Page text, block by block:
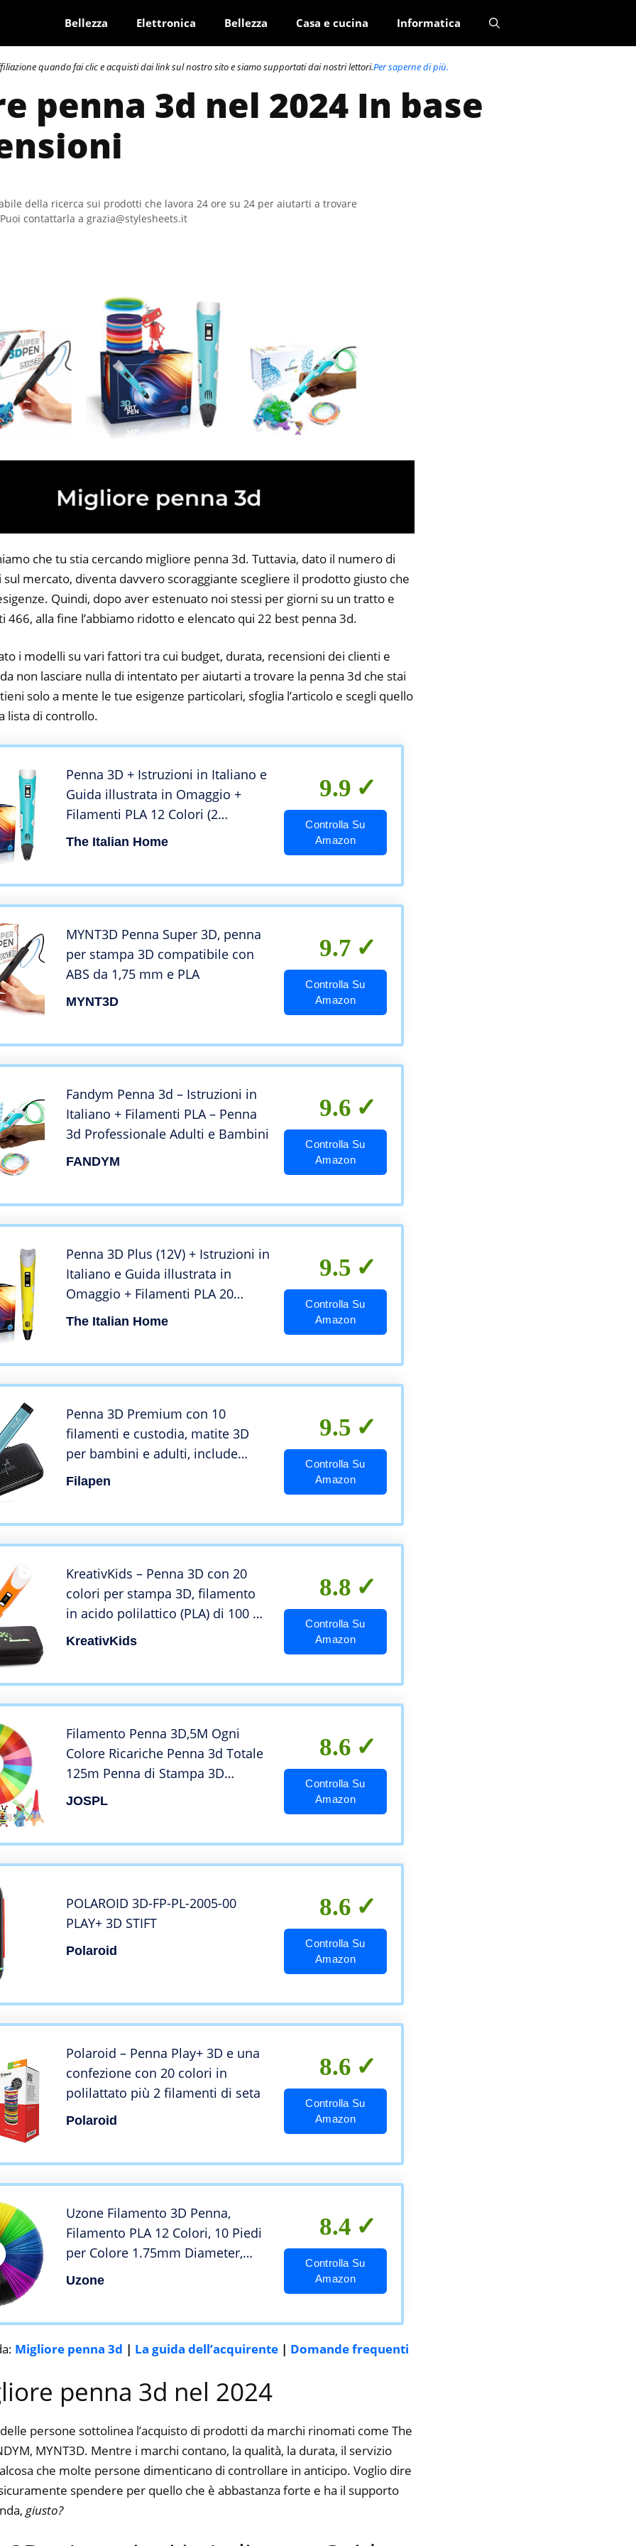
Bellezza Elettronica Bellezza Casa e cucina Informatica
quando fai clic e acquisti dai link sul nostro sito e siamo supportati dai nostri lettori.Per saperne di più.
penna 3d nel 2024 In base
della ricerca sui prodotti che lavora 24 ore su 24 per aiutarti a trovare
contattarla a grazia@stylesheets.it
che tu stia cercando migliore penna 3d. Tuttavia, dato il numero di
mercato, diventa davvero scoraggiante scegliere il prodotto giusto che
Quindi, dopo aver estenuato noi stessi per giorni su un tratto e
466, alla fine l’abbiamo ridotto e elencato qui 22 best penna 3d.
i modelli su vari fattori tra cui budget, durata, recensioni dei clienti e
non lasciare nulla di intentato per aiutarti a trovare la penna 3d che stai
solo a mente le tue esigenze particolari, sfoglia l’articolo e scegli quello
lista di controllo.
Penna 3D + Istruzioni in Italiano e
Guida illustrata in Omaggio +
Filamenti PLA 12 Colori (2
Fluoerescenti) – Penna 3D
The Italian Home
9.9
Controlla Su
Amazon
MYNT3D Penna Super 3D, penna
per stampa 3D compatibile con
ABS da 1,75 mm e PLA
MYNT3D
9.7
Controlla Su
Amazon
Fandym Penna 3d – Istruzioni in
Italiano + Filamenti PLA – Penna
3d Professionale Adulti e Bambini
FANDYM
9.6
Controlla Su
Amazon
Penna 3D Plus (12V) + Istruzioni in
Italiano e Guida illustrata in
Omaggio + Filamenti PLA 20
Colori (4 Fluoerescenti) – Penna
The Italian Home
9.5
Controlla Su
Amazon
Penna 3D Premium con 10
filamenti e custodia, matite 3D
per bambini e adulti, include
ebook, set di penne 3D per
principianti e professionisti,
Filapen
9.5
Controlla Su
Amazon
KreativKids – Penna 3D con 20
colori per stampa 3D, filamento
in acido polilattico (PLA) di 100 m,
per bambini e adulti, filamento in
KreativKids
8.8
Controlla Su
Amazon
Filamento Penna 3D,5M Ogni
Colore Ricariche Penna 3d Totale
125m Penna di Stampa 3D
Filamento 1.75mm PLA Fliament
JOSPL
8.6
Controlla Su
Amazon
POLAROID 3D-FP-PL-2005-00
PLAY+ 3D STIFT
Polaroid
8.6
Controlla Su
Amazon
Polaroid – Penna Play+ 3D e una
confezione con 20 colori in
polilattato più 2 filamenti di seta
Polaroid
8.6
Controlla Su
Amazon
Uzone Filamento 3D Penna,
Filamento PLA 12 Colori, 10 Piedi
per Colore 1.75mm Diameter,
Niente Odore, Eco-Compatibile,
Uzone
8.4
Controlla Su
Amazon
Migliore penna 3d | La guida dell’acquirente | Domande frequenti
penna 3d nel 2024
persone sottolinea l’acquisto di prodotti da marchi rinomati come The
MYNT3D. Mentre i marchi contano, la qualità, la durata, il servizio
che molte persone dimenticano di controllare in anticipo. Voglio dire
spendere per quello che è abbastanza forte e ha il supporto
giusto?